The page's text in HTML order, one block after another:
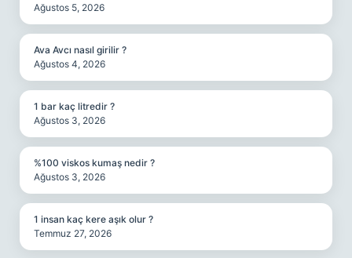
Ağustos 5, 2026
Ava Avcı nasıl girilir ?
Ağustos 4, 2026
1 bar kaç litredir ?
Ağustos 3, 2026
%100 viskos kumaş nedir ?
Ağustos 3, 2026
1 insan kaç kere aşık olur ?
Temmuz 27, 2026